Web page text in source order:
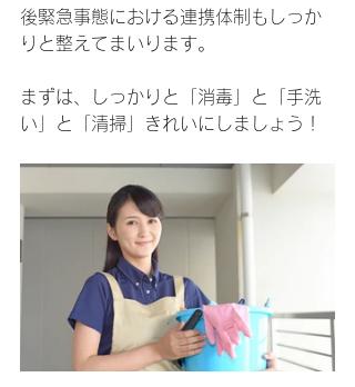
後緊急事態における連携体制もしっか
りと整えてまいります。
まずは、しっかりと「消毒」と「手洗
い」と「清掃」きれいにしましょう！